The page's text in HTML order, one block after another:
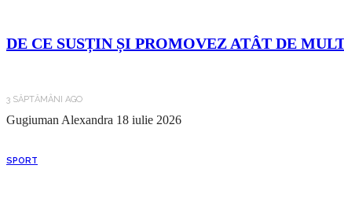
DE CE SUSȚIN ȘI PROMOVEZ ATÂT DE
3 SĂPTĂMÂNI AGO
Gugiuman Alexandra 18 iulie 2026
SPORT